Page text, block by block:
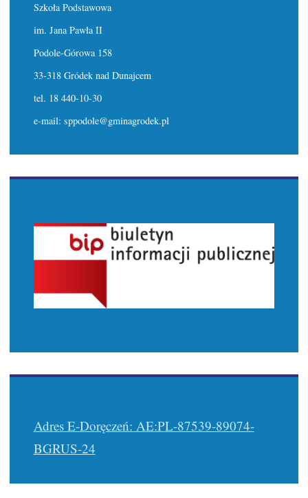
Szkoła Podstawowa
im. Jana Pawła II
Podole-Górowa 158
33-318 Gródek nad Dunajcem
tel. 18 440-10-30
e-mail: sppodole@gminagrodek.pl
Adres E-Doręczeń: AE:PL-87539-89074-
BGRUS-24